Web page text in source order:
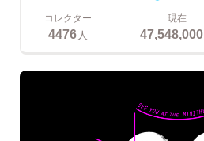
コレクター
4476人
現在
47,548,000